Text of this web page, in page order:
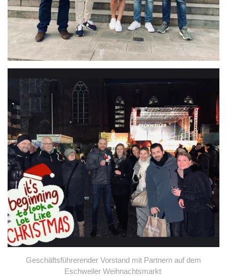
Geschäftsführerender Vorstand mit Partnern auf dem
Eschweiler Weihnachtsmarkt